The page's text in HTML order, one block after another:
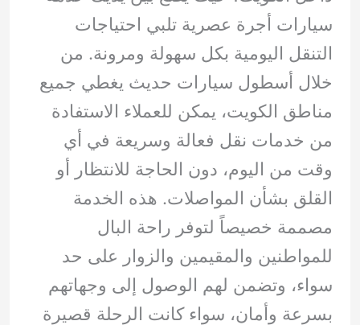
سيارات أجرة عصرية تلبي احتياجات
التنقل اليومية بكل سهولة ومرونة. من
خلال أسطول سيارات حديث يغطي جميع
مناطق الكويت، يمكن للعملاء الاستفادة
من خدمات نقل فعالة وسريعة في أي
وقت من اليوم، دون الحاجة للانتظار أو
القلق بشأن المواصلات. هذه الخدمة
مصممة خصيصاً لتوفر راحة البال
للمواطنين والمقيمين والزوار على حد
سواء، وتضمن لهم الوصول إلى وجهاتهم
بسرعة وأمان، سواء كانت الرحلة قصيرة